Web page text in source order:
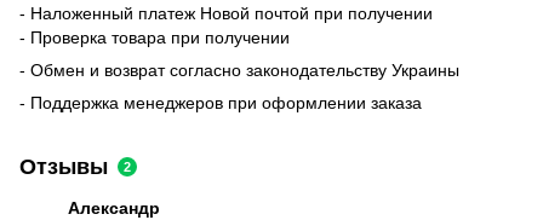
- Наложенный платеж Новой почтой при получении
- Проверка товара при получении
- Обмен и возврат согласно законодательству Украины
- Поддержка менеджеров при оформлении заказа
Отзывы 2
Александр